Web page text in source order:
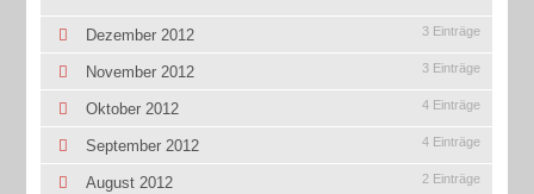
Dezember 2012 3 Einträge
November 2012 3 Einträge
Oktober 2012 4 Einträge
September 2012 4 Einträge
August 2012 2 Einträge